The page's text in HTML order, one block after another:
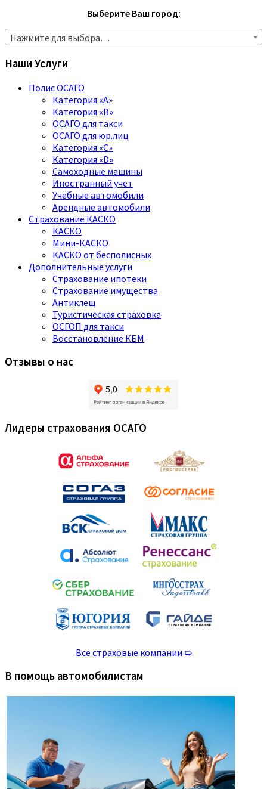
Выберите Ваш город:
Нажмите для выбора…
Наши Услуги
Полис ОСАГО
Категория «A»
Категория «B»
ОСАГО для такси
ОСАГО для юр.лиц
Категория «C»
Категория «D»
Самоходные машины
Иностранный учет
Учебные автомобили
Арендные автомобили
Страхование КАСКО
КАСКО
Мини-КАСКО
КАСКО от бесполисных
Дополнительные услуги
Страхование ипотеки
Страхование имущества
Антиклещ
Туристическая страховка
ОСГОП для такси
Восстановление КБМ
Отзывы о нас
Лидеры страхования ОСАГО
Все страховые компании ➯
В помощь автомобилистам